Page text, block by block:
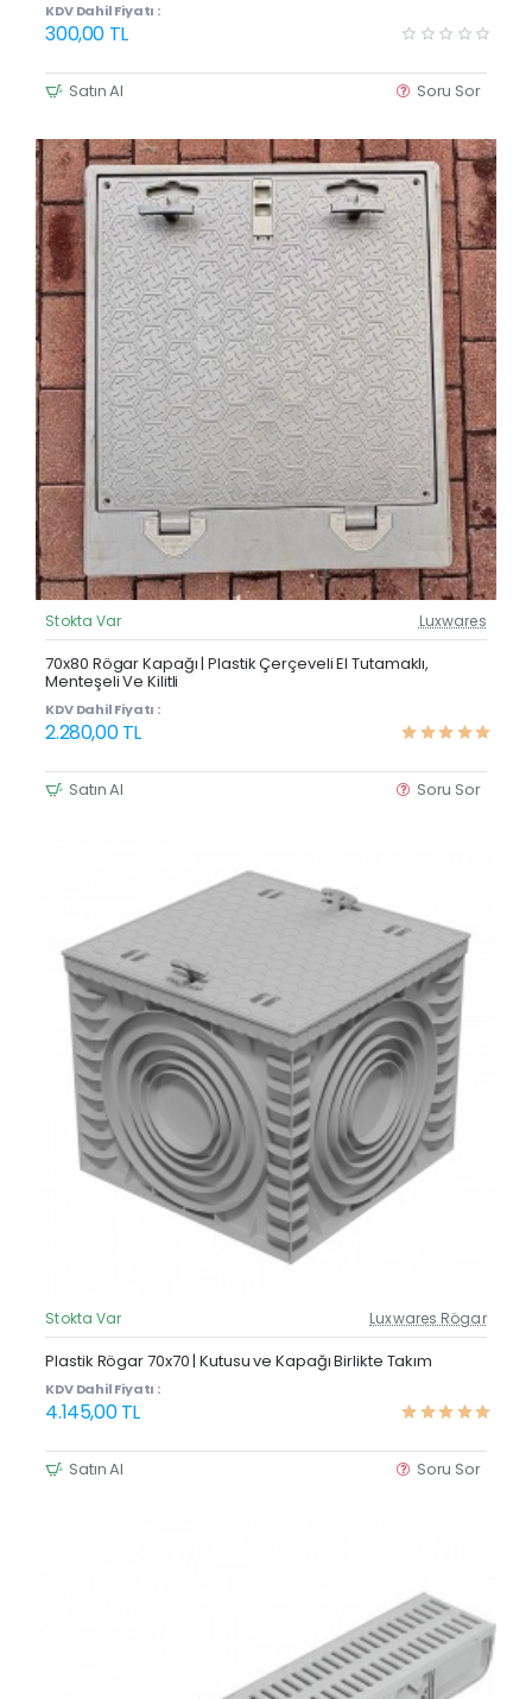
KDV Dahil Fiyatı :
300,00 TL
Satın Al Soru Sor
Güncel Fiyat
Stokta Var Luxwares
70x80 Rögar Kapağı | Plastik Çerçeveli El Tutamaklı,
Menteşeli Ve Kilitli
KDV Dahil Fiyatı :
2.280,00 TL
Satın Al Soru Sor
Güncel Fiyat
Stokta Var Luxwares Rögar
Plastik Rögar 70x70 | Kutusu ve Kapağı Birlikte Takım
KDV Dahil Fiyatı :
4.145,00 TL
Satın Al Soru Sor